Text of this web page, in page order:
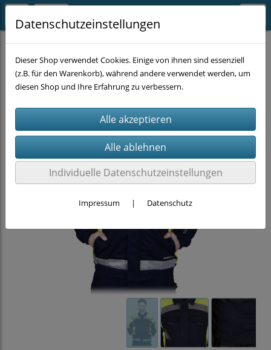
ARBEITSKLEIDUNG Jacken
Datenschutzeinstellungen
Dieser Shop verwendet Cookies. Einige von ihnen sind essenziell
(z.B. für den Warenkorb), während andere verwendet werden, um
diesen Shop und Ihre Erfahrung zu verbessern.
Individuelle Datenschutzeinstellungen
Impressum | Datenschutz